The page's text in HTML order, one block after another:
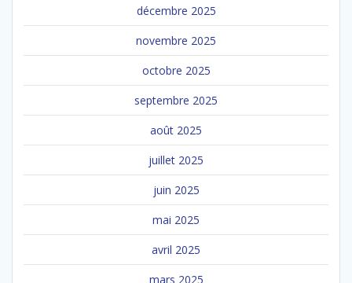
décembre 2025
novembre 2025
octobre 2025
septembre 2025
août 2025
juillet 2025
juin 2025
mai 2025
avril 2025
mars 2025